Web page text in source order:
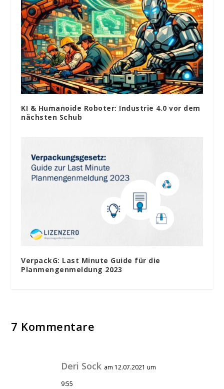
KI & Humanoide Roboter: Industrie 4.0 vor dem
nächsten Schub
VerpackG: Last Minute Guide für die
Planmengenmeldung 2023
7 Kommentare
Deri Sock am 12.07.2021 um
9:55